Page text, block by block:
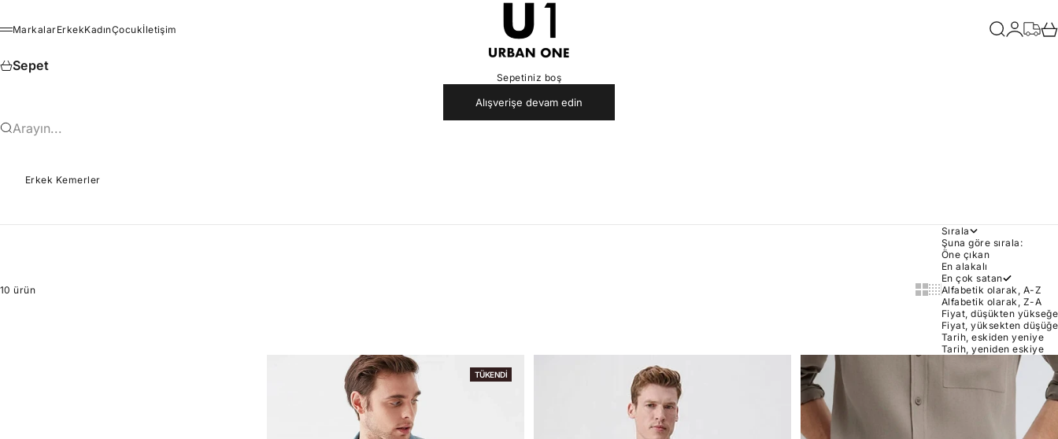
Menü
MarkalarErkekKadınÇocukİletişim Ara Giriş yap
Sepet
Sepetiniz boş
Alışverişe devam edin
Arayın...
Erkek Kemerler
10 ürün Show cards bigger
Show cards smaller
Sırala
Şuna göre sırala:
Öne çıkan
En alakalı
En çok satan
Alfabetik olarak, A-Z
Alfabetik olarak, Z-A
Fiyat, düşükten yükseğe
Fiyat, yüksekten düşüğe
Tarih, eskiden yeniye
Tarih, yeniden eskiye
TÜKENDI